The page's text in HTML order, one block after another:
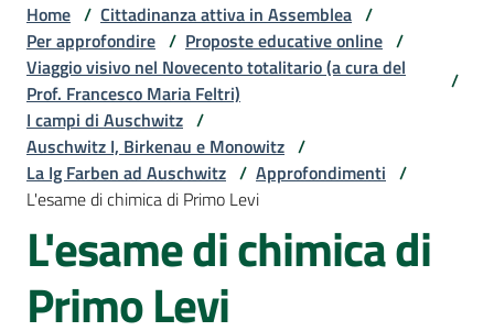
Concittadini
Porte
aperte
in
Assemblea
Mostre
itineranti
Home / Cittadinanza attiva in Assemblea /
Per approfondire / Proposte educative online /
Viaggio visivo nel Novecento totalitario (a cura del
Prof. Francesco Maria Feltri)
/
I campi di Auschwitz /
Auschwitz I, Birkenau e Monowitz /
La Ig Farben ad Auschwitz / Approfondimenti /
L'esame di chimica di Primo Levi
L'esame di chimica di
Primo Levi